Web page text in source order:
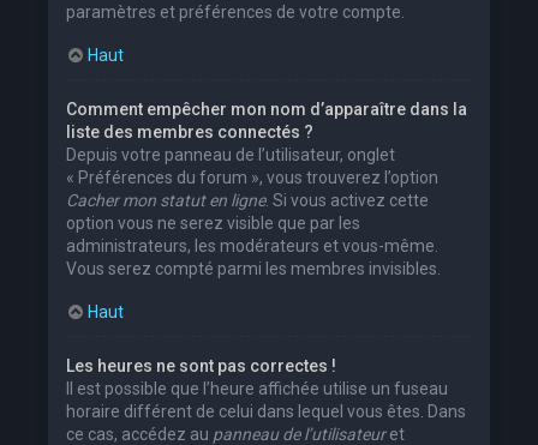
paramètres et préférences de votre compte.
Haut
Comment empêcher mon nom d’apparaître dans la
liste des membres connectés ?
Depuis votre panneau de l’utilisateur, onglet
« Préférences du forum », vous trouverez l’option
Cacher mon statut en ligne. Si vous activez cette
option vous ne serez visible que par les
administrateurs, les modérateurs et vous-même.
Vous serez compté parmi les membres invisibles.
Haut
Les heures ne sont pas correctes !
Il est possible que l’heure affichée utilise un fuseau
horaire différent de celui dans lequel vous êtes. Dans
ce cas, accédez au panneau de l’utilisateuret